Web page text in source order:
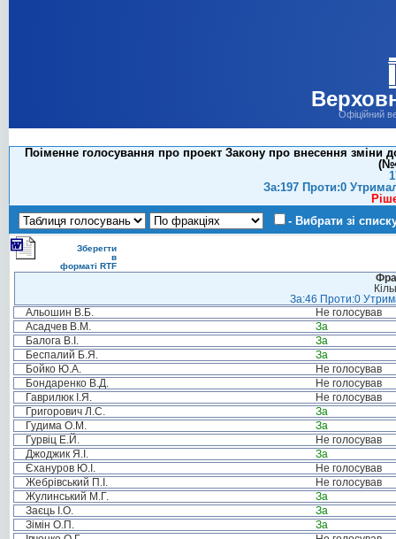
Офіційний
Поіменне голосування про проект Закону про внесення зміни
За:197 Проти:0
- Вибрати зі
Зберегти
в
форматі RTF
За:46 Проти:0
Альошин В.Б.
Не голосував
Асадчев В.М.
За
Балога В.І.
За
Беспалий Б.Я.
За
Бойко Ю.А.
Не голосував
Бондаренко В.Д.
Не голосував
Гаврилюк І.Я.
Не голосував
Григорович Л.С.
За
Гудима О.М.
За
Гурвіц Е.Й.
Не голосував
Джоджик Я.І.
За
Єхануров Ю.І.
Не голосував
Жебрівський П.І.
Не голосував
Жулинський М.Г.
За
Заєць І.О.
За
Зімін О.П.
За